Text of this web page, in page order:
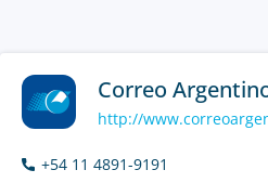
Correo
http://
+54 11 4891-9191